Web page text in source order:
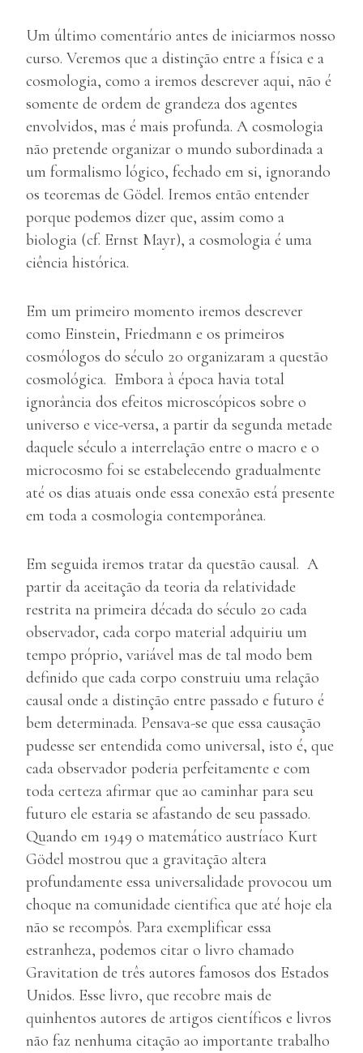
Um último comentário antes de iniciarmos nosso
curso. Veremos que a distinção entre a física e a
cosmologia, como a iremos descrever aqui, não é
somente de ordem de grandeza dos agentes
envolvidos, mas é mais profunda. A cosmologia
não pretende organizar o mundo subordinada a
um formalismo lógico, fechado em si, ignorando
os teoremas de Gödel. Iremos então entender
porque podemos dizer que, assim como a
biologia (cf. Ernst Mayr), a cosmologia é uma
ciência histórica.
Em um primeiro momento iremos descrever
como Einstein, Friedmann e os primeiros
cosmólogos do século 20 organizaram a questão
cosmológica. Embora à época havia total
ignorância dos efeitos microscópicos sobre o
universo e vice-versa, a partir da segunda metade
daquele século a interrelação entre o macro e o
microcosmo foi se estabelecendo gradualmente
até os dias atuais onde essa conexão está presente
em toda a cosmologia contemporânea.
Em seguida iremos tratar da questão causal. A
partir da aceitação da teoria da relatividade
restrita na primeira década do século 20 cada
observador, cada corpo material adquiriu um
tempo próprio, variável mas de tal modo bem
definido que cada corpo construiu uma relação
causal onde a distinção entre passado e futuro é
bem determinada. Pensava-se que essa causação
pudesse ser entendida como universal, isto é, que
cada observador poderia perfeitamente e com
toda certeza afirmar que ao caminhar para seu
futuro ele estaria se afastando de seu passado.
Quando em 1949 o matemático austríaco Kurt
Gödel mostrou que a gravitação altera
profundamente essa universalidade provocou um
choque na comunidade cientifica que até hoje ela
não se recompôs. Para exemplificar essa
estranheza, podemos citar o livro chamado
Gravitation de três autores famosos dos Estados
Unidos. Esse livro, que recobre mais de
quinhentos autores de artigos científicos e livros
não faz nenhuma citação ao importante trabalho